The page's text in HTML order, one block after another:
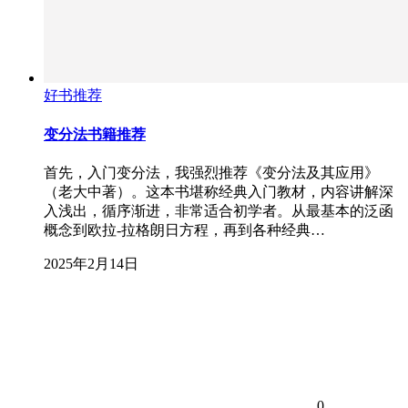
好书推荐
变分法书籍推荐
首先，入门变分法，我强烈推荐《变分法及其应用》
（老大中著）。这本书堪称经典入门教材，内容讲解深
入浅出，循序渐进，非常适合初学者。从最基本的泛函
概念到欧拉-拉格朗日方程，再到各种经典…
2025年2月14日